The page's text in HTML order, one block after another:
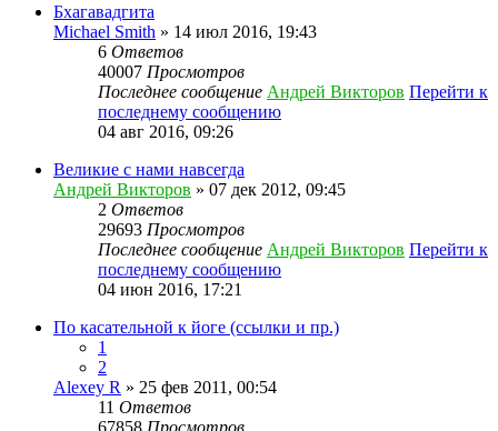
Бхагавадгита
Michael Smith » 14 июл 2016, 19:43
6 Ответов
40007 Просмотров
Последнее сообщение Андрей Викторов Перейти к
последнему сообщению
04 авг 2016, 09:26
Великие с нами навсегда
Андрей Викторов » 07 дек 2012, 09:45
2 Ответов
29693 Просмотров
Последнее сообщение Андрей Викторов Перейти к
последнему сообщению
04 июн 2016, 17:21
По касательной к йоге (ссылки и пр.)
1
2
Alexey R » 25 фев 2011, 00:54
11 Ответов
67858 Просмотров